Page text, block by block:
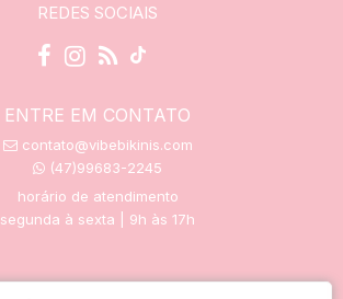
REDES SOCIAIS
ENTRE EM CONTATO
contato@vibebikinis.com
(47)99683-2245
horário de atendimento
segunda à sexta | 9h às 17h